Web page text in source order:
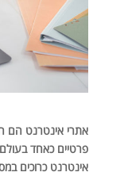
אתרי אינטרנט הם
פרטיים כאחד בעולם
אינטרנט כרוכים